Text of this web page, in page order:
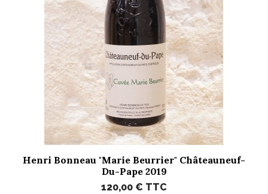
Henri Bonneau "Marie Beurrier" Châteauneuf-
Du-Pape 2019
120,00 € TTC